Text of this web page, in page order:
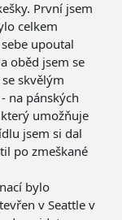
První jsem
celkem
upoutal
oběd jsem se
skvělým
na pánských
umožňuje
jsem si dal
po zmeškané
bylo
v Seattle v